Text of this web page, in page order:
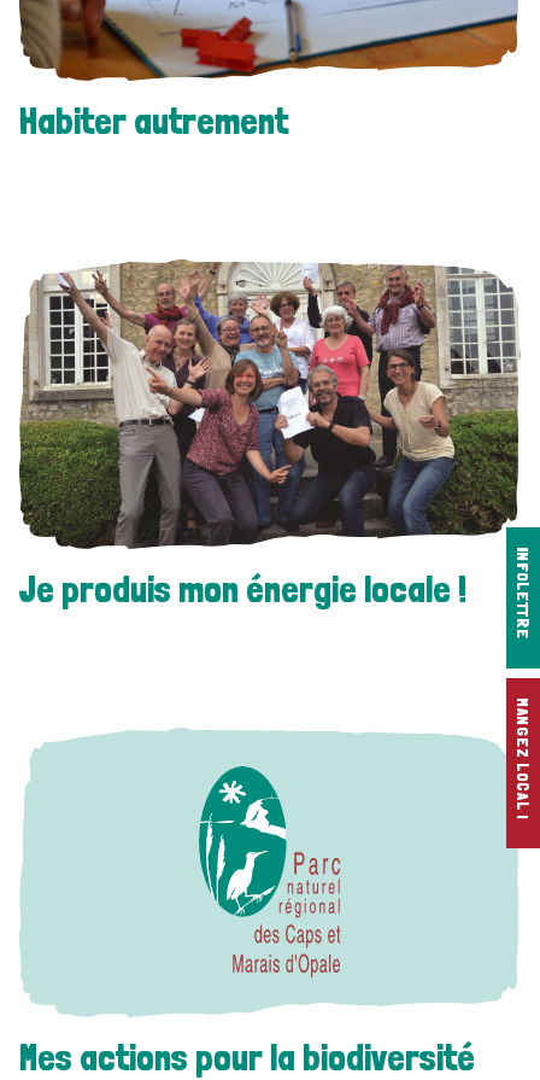
INFOLETTRE
MANGEZ LOCAL !
Habiter autrement
Je produis mon énergie locale !
Mes actions pour la biodiversité